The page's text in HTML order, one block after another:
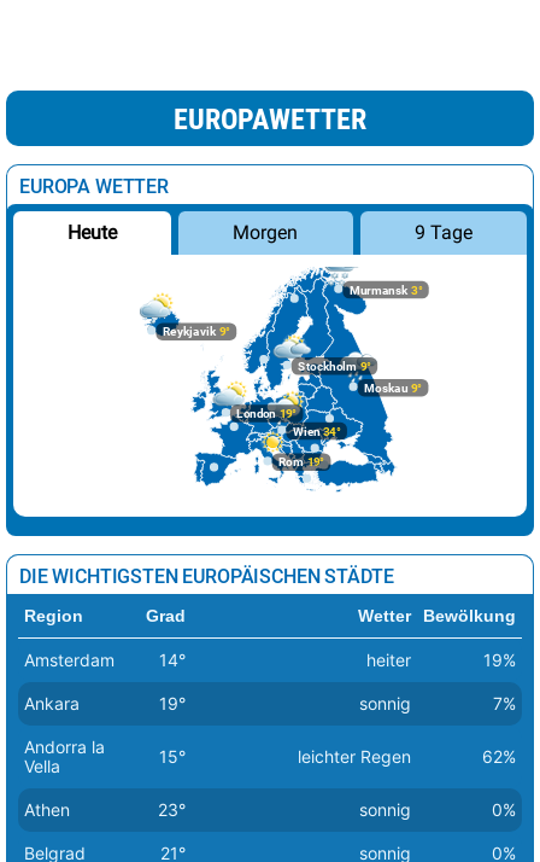
EUROPAWETTER
EUROPA WETTER
Heute Morgen 9 Tage
Rom19°
Wien34°
London19°
Murmansk 3°
Reykjavik 9°
Stockholm9°
Moskau 9°
DIE WICHTIGSTEN EUROPÄISCHEN STÄDTE
Region Grad Wetter Bewölkung
Amsterdam 14° heiter 19%
Ankara 19° sonnig 7%
Andorra la
Vella
15° leichter Regen 62%
Athen 23° sonnig 0%
Belgrad 21° sonnig 0%